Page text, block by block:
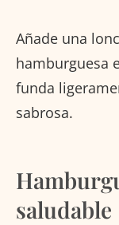
Añade una
hamburguesa
funda
sabrosa.
saludable